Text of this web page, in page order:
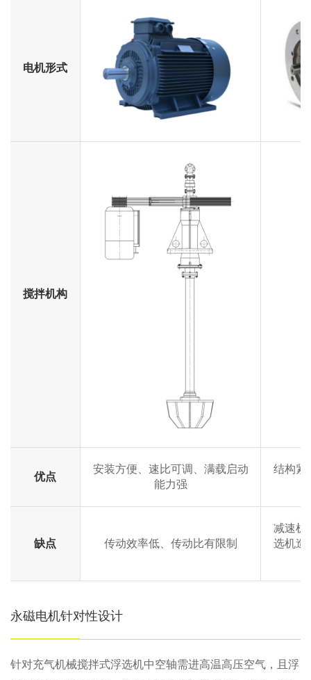
电机形式
搅拌机构
优点
安装方便、速比可调、满载启动
能力强
结构紧
缺点 传动效率低、传动比有限制
减速机
选机造
永磁电机针对性设计
针对充气机械搅拌式浮选机中空轴需进高温高压空气，且浮